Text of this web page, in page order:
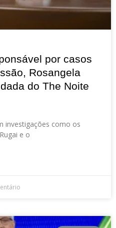
por casos
Rosangela
do The Noite
investigações como os
e o